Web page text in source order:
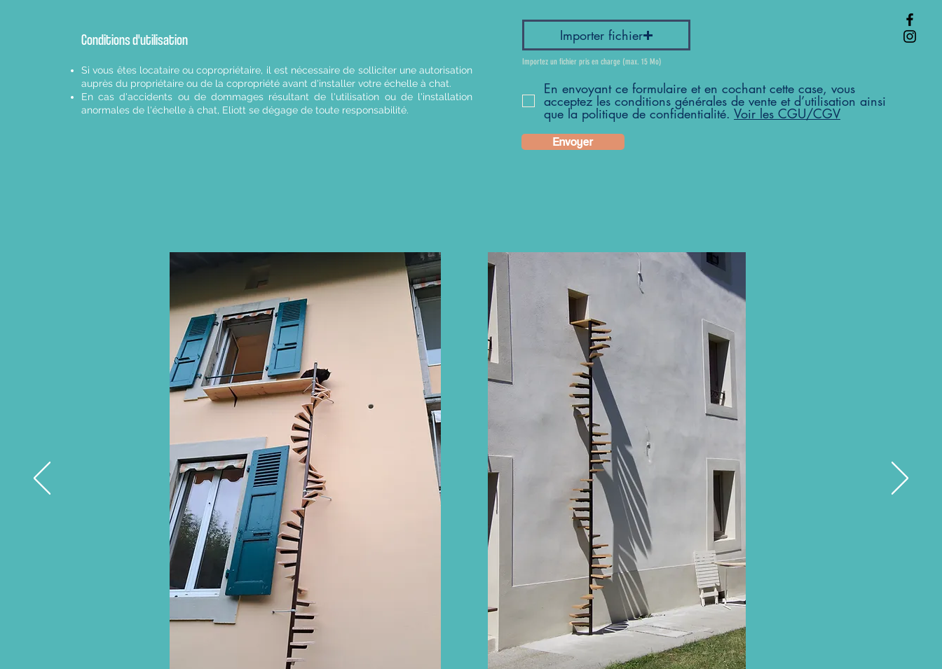
Importer fichier
Importez un fichier pris en charge (max. 15 Mo)
En envoyant ce formulaire et en cochant cette case, vous
acceptez les conditions générales de vente et d’utilisation ainsi
que la politique de confidentialité. Voir les CGU/CGV
Envoyer
Conditions d'utilisation
Si vous êtes locataire ou copropriétaire, il est nécessaire de solliciter une autorisation
auprès du propriétaire ou de la copropriété avant d'installer votre échelle à chat.
En cas d'accidents ou de dommages résultant de l'utilisation ou de l'installation
anormales de l'échelle à chat, Eliott se dégage de toute responsabilité.